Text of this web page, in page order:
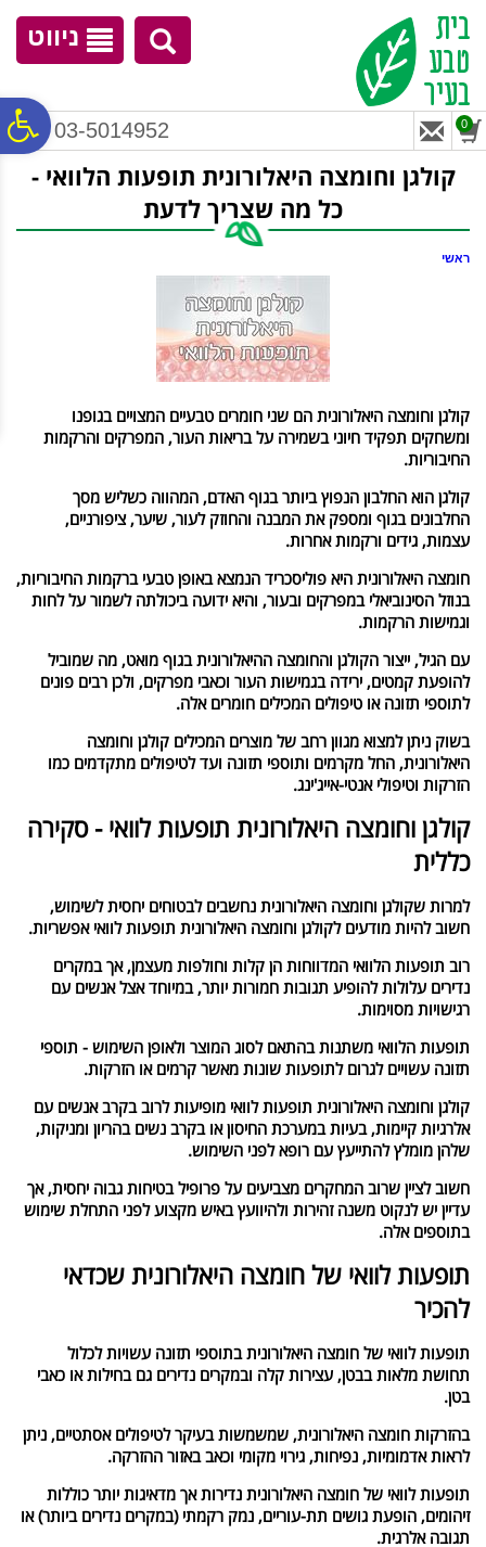
נגישות
ניווט
03-5014952 0
קולגן וחומצה היאלורונית תופעות הלוואי -
כל מה שצריך לדעת
ראשי
קולגן וחומצה היאלורונית הם שני חומרים טבעיים המצויים בגופנו
ומשחקים תפקיד חיוני בשמירה על בריאות העור, המפרקים והרקמות
החיבוריות.
קולגן הוא החלבון הנפוץ ביותר בגוף האדם, המהווה כשליש מסך
החלבונים בגוף ומספק את המבנה והחוזק לעור, שיער, ציפורניים,
עצמות, גידים ורקמות אחרות.
חומצה היאלורונית היא פוליסכריד הנמצא באופן טבעי ברקמות החיבוריות,
בנוזל הסינוביאלי במפרקים ובעור, והיא ידועה ביכולתה לשמור על לחות
וגמישות הרקמות.
עם הגיל, ייצור הקולגן והחומצה ההיאלורונית בגוף מואט, מה שמוביל
להופעת קמטים, ירידה בגמישות העור וכאבי מפרקים, ולכן רבים פונים
לתוספי תזונה או טיפולים המכילים חומרים אלה.
בשוק ניתן למצוא מגוון רחב של מוצרים המכילים קולגן וחומצה
היאלורונית, החל מקרמים ותוספי תזונה ועד לטיפולים מתקדמים כמו
הזרקות וטיפולי אנטי-אייג'ינג.
קולגן וחומצה היאלורונית תופעות לוואי - סקירה
כללית
למרות שקולגן וחומצה היאלורונית נחשבים לבטוחים יחסית לשימוש,
חשוב להיות מודעים לקולגן וחומצה היאלורונית תופעות לוואי אפשריות.
רוב תופעות הלוואי המדווחות הן קלות וחולפות מעצמן, אך במקרים
נדירים עלולות להופיע תגובות חמורות יותר, במיוחד אצל אנשים עם
רגישויות מסוימות.
תופעות הלוואי משתנות בהתאם לסוג המוצר ולאופן השימוש - תוספי
תזונה עשויים לגרום לתופעות שונות מאשר קרמים או הזרקות.
קולגן וחומצה היאלורונית תופעות לוואי מופיעות לרוב בקרב אנשים עם
אלרגיות קיימות, בעיות במערכת החיסון או בקרב נשים בהריון ומניקות,
שלהן מומלץ להתייעץ עם רופא לפני השימוש.
חשוב לציין שרוב המחקרים מצביעים על פרופיל בטיחות גבוה יחסית, אך
עדיין יש לנקוט משנה זהירות ולהיוועץ באיש מקצוע לפני התחלת שימוש
בתוספים אלה.
תופעות לוואי של חומצה היאלורונית שכדאי
להכיר
תופעות לוואי של חומצה היאלורונית בתוספי תזונה עשויות לכלול
תחושת מלאות בבטן, עצירות קלה ובמקרים נדירים גם בחילות או כאבי
בטן.
בהזרקות חומצה היאלורונית, שמשמשות בעיקר לטיפולים אסתטיים, ניתן
לראות אדמומיות, נפיחות, גירוי מקומי וכאב באזור ההזרקה.
תופעות לוואי של חומצה היאלורונית נדירות אך מדאיגות יותר כוללות
זיהומים, הופעת גושים תת-עוריים, נמק רקמתי (במקרים נדירים ביותר) או
תגובה אלרגית.